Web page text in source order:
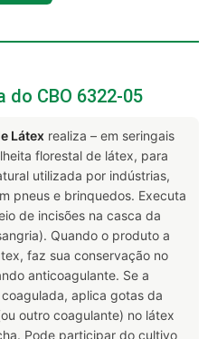
do CBO 6322-05
Látex realiza – em seringais
florestal de látex, para
utilizada por indústrias,
pneus e brinquedos. Executa
de incisões na casca da
Quando o produto a
faz sua conservação no
anticoagulante. Se a
aplica gotas da
outro coagulante) no látex
Pode participar do cultivo